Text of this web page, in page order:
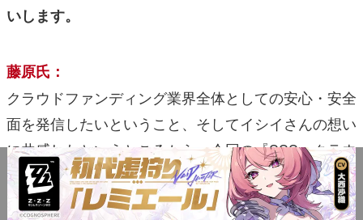
いします。
藤原氏：
クラウドファンディング業界全体としての安心・安全
面を発信したいということ、そしてイシイさんの想い
に共感したというところから、今回の『SSS』クラウ
ドファンディングをサポートさせていただくことにな
りました。